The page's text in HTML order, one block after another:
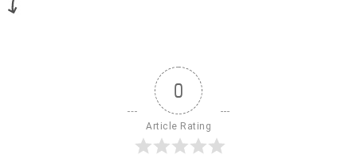
0
Article Rating